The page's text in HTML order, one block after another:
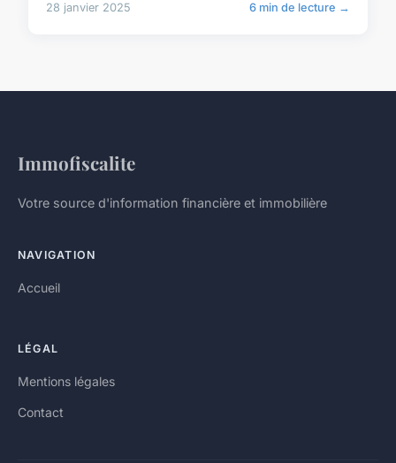
28 janvier 2025 6 min de lecture →
Immofiscalite
Votre source d'information financière et immobilière
NAVIGATION
Accueil
LÉGAL
Mentions légales
Contact